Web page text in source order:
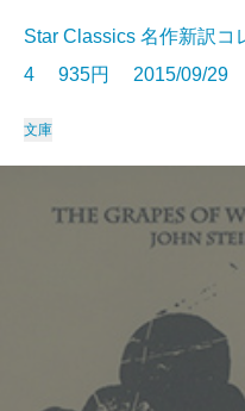
Star Classics 名作新訳
4 935円 2015/09/29
文庫